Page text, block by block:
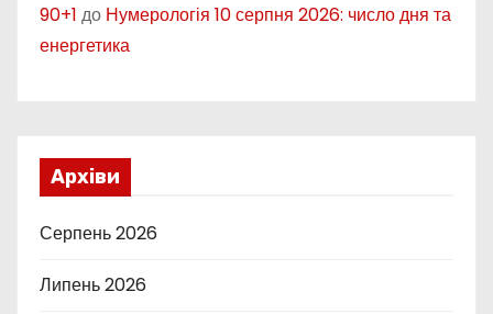
90+1 до Нумерологія 10 серпня 2026: число дня та
енергетика
Архіви
Серпень 2026
Липень 2026